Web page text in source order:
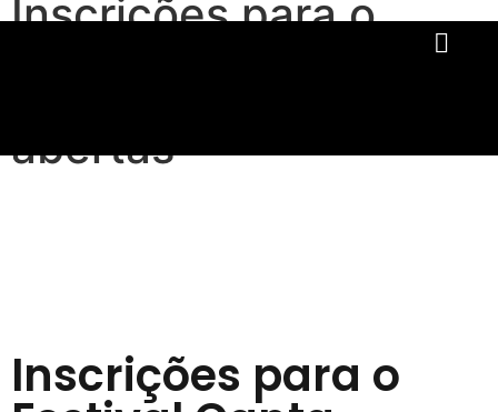
Inscrições para o
abertas
Inscrições para o